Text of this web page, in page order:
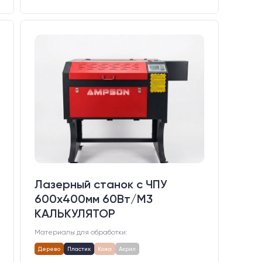
Лазерный станок c ЧПУ
600х400мм 60Вт/М3
КАЛЬКУЛЯТОР
Материалы для обработки:
Дерево Пластик Кожа Акрил